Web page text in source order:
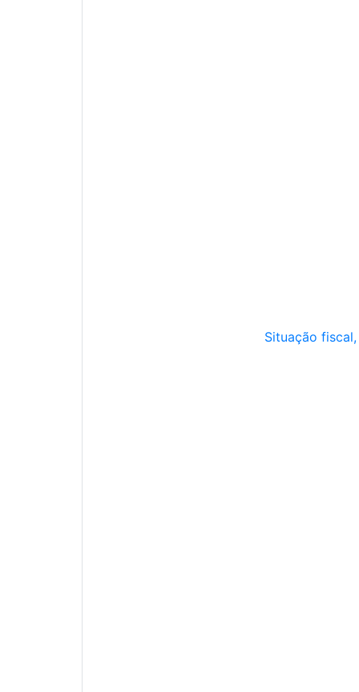
Situação